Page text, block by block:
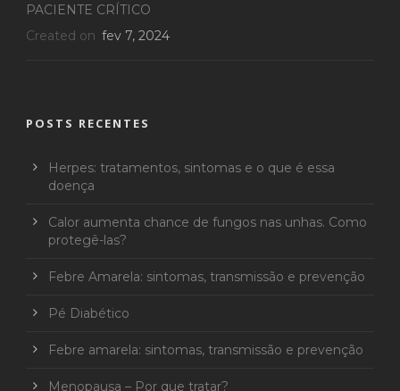
PACIENTE CRÍTICO
Created on fev 7, 2024
POSTS RECENTES
Herpes: tratamentos, sintomas e o que é essa
doença
Calor aumenta chance de fungos nas unhas. Como
protegê-las?
Febre Amarela: sintomas, transmissão e prevenção
Pé Diabético
Febre amarela: sintomas, transmissão e prevenção
Menopausa – Por que tratar?